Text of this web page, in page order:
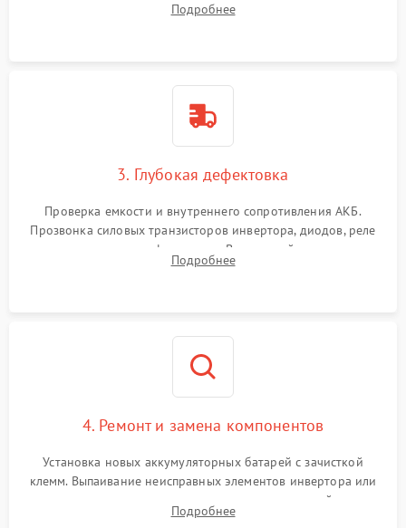
и кистей для предотвращения перегрева и замыканий.
Подробнее
3. Глубокая дефектовка
Проверка емкости и внутреннего сопротивления АКБ.
Прозвонка силовых транзисторов инвертора, диодов, реле
переключения и трансформатора. Визуальный поиск вздутых
конденсаторов и прогаров на печатной плате.
Подробнее
4. Ремонт и замена компонентов
Установка новых аккумуляторных батарей с зачисткой
клемм. Выпаивание неисправных элементов инвертора или
цепи зарядки и монтаж новых радиодеталей.
Восстановление поврежденных токоведущих дорожек и
Подробнее